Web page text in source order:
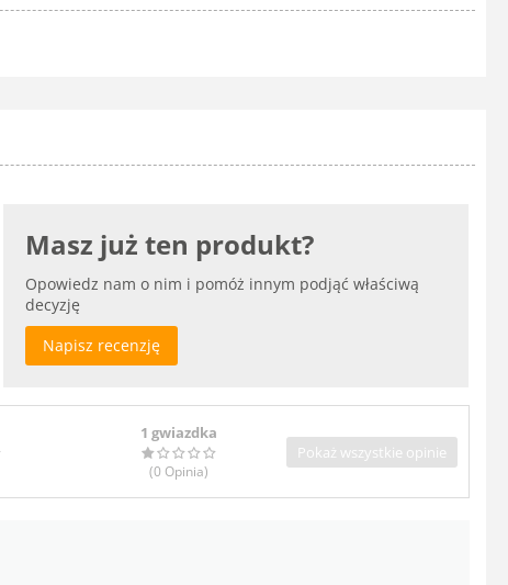
Masz już ten produkt?
Opowiedz nam o nim i pomóż innym podjąć właściwą
decyzję
Napisz recenzję
1 gwiazdka
(0 Opinia)
Pokaż wszystkie opinie